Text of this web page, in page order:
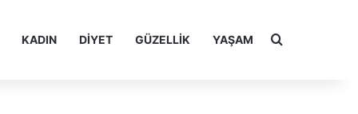
KADIN DIYET GÜZELLIK YAŞAM Arama yap